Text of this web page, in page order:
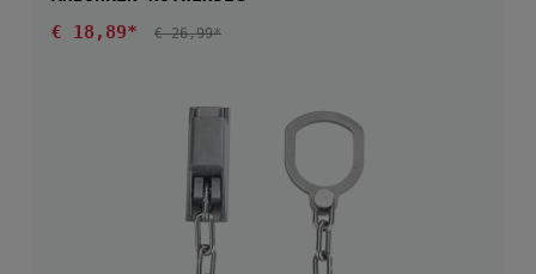
Verkaufspreis:
€ 18,89* REGULÄRER PREIS:
€ 26,99*